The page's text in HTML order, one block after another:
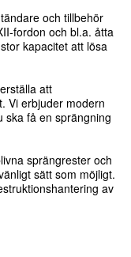
och tillbehör
fordon och bl.a. åtta
kapacitet att lösa
att
Vi erbjuder modern
ska få en sprängning
sprängrester och
sätt som möjligt.
av